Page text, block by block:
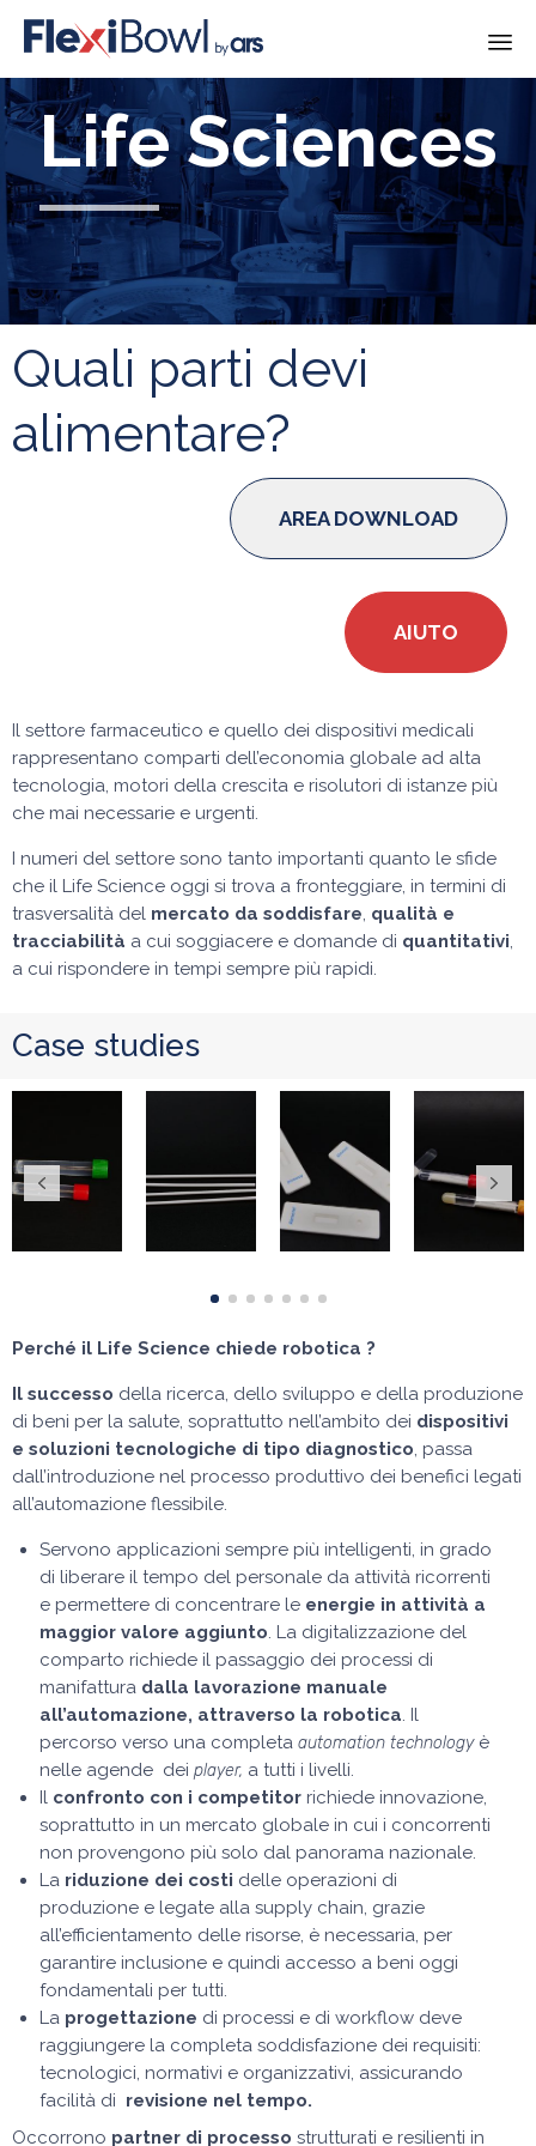
to
content
Life Sciences
Quali parti devi
alimentare?
AREA DOWNLOAD
AIUTO
Il settore farmaceutico e quello dei dispositivi medicali
rappresentano comparti dell’economia globale ad alta
tecnologia, motori della crescita e risolutori di istanze più
che mai necessarie e urgenti.
I numeri del settore sono tanto importanti quanto le sfide
che il Life Science oggi si trova a fronteggiare, in termini di
trasversalità del mercato da soddisfare, qualità e
tracciabilità a cui soggiacere e domande di quantitativi,
a cui rispondere in tempi sempre più rapidi.
Case studies
Perché il Life Science chiede robotica ?
Il successo della ricerca, dello sviluppo e della produzione
di beni per la salute, soprattutto nell’ambito dei dispositivi
e soluzioni tecnologiche di tipo diagnostico, passa
dall’introduzione nel processo produttivo dei benefici legati
all’automazione flessibile.
Servono applicazioni sempre più intelligenti, in grado
di liberare il tempo del personale da attività ricorrenti
e permettere di concentrare le energie in attività a
maggior valore aggiunto. La digitalizzazione del
comparto richiede il passaggio dei processi di
manifattura dalla lavorazione manuale
all’automazione, attraverso la robotica. Il
percorso verso una completa automation technologyè
nelle agende dei player, a tutti i livelli.
Il confronto con i competitorrichiede innovazione,
soprattutto in un mercato globale in cui i concorrenti
non provengono più solo dal panorama nazionale.
Lariduzione dei costi delle operazioni di
produzione e legate alla supply chain, grazie
all’efficientamento delle risorse, è necessaria, per
garantire inclusione e quindi accesso a beni oggi
fondamentali per tutti.
Laprogettazione di processi e di workflow deve
raggiungere la completa soddisfazione dei requisiti:
tecnologici, normativi e organizzativi, assicurando
facilità di revisione nel tempo.
Occorrono partner di processo strutturati e resilienti in